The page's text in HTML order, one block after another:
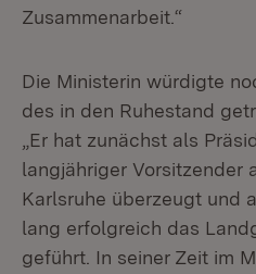
Zusammenarbeit.“
Die Ministerin würdigte
des in den Ruhestand
„Er hat zunächst als
langjähriger Vorsitzender
Karlsruhe überzeugt und
lang erfolgreich das
geführt. In seiner Zeit im